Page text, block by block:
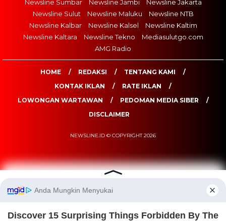
Newsline Sumbar
Newsline Jambi
Newsline Jakarta
Newsline Sulut
Newsline Maluku
Newsline NTB
Newsline Kalbar
Newsline Kalsel
Newsline Kaltim
Newsline Kaltara
Newsline Tekno
Mediasulutgo.com
AMG Radio
HOME REDAKSI
TENTANG KAMI
KONTAK IKLAN
RATE IKLAN
LOWONGAN WARTAWAN
PEDOMAN MEDIA SIBER
DISCLAIMER
NEWSLINE.ID © COPYRIGHT 2026